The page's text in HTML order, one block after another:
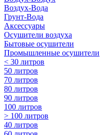
Воздух-Вода
Грунт-Вода
Аксессуары
Осушители воздуха
Бытовые осушители
Промышленные осушители
< 30 литров
50 литров
70 литров
80 литров
90 литров
100 литров
> 100 литров
40 литров